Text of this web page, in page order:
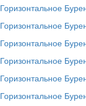
Горизонтальное
Горизонтальное
Горизонтальное
Горизонтальное
Горизонтальное
Горизонтальное